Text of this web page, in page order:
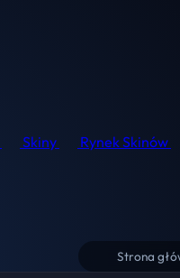
Skiny Rynek Skinów
Strona